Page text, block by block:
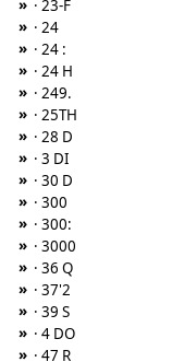
» · 23-F
» · 24
» · 24 :
» · 24 H
» · 249.
» · 25TH
» · 28 D
» · 3 DI
» · 30 D
» · 300
» · 300:
» · 3000
» · 36 Q
» · 37'2
» · 39 S
» · 4 DO
» · 47 R